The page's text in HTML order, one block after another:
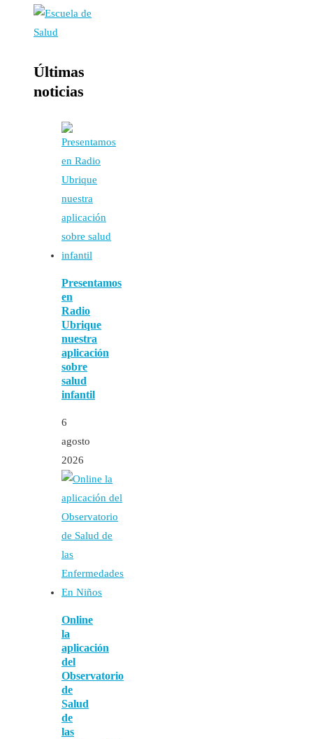
Últimas
noticias
Presentamos
en
Radio
Ubrique
nuestra
aplicación
sobre
salud
infantil
6
agosto
2026
Online
la
aplicación
del
Observatorio
de
Salud
de
las